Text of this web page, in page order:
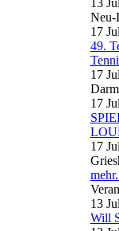
13
Neu-
17
49.
17
17
17
13
Will